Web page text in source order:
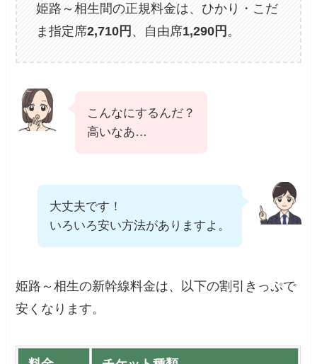
姫路～相生間の正規料金は、ひかり・こだ
ま指定席2,710円 、自由席1,290円 。
こんなにするんだ？
高いなあ…
大丈夫です！
いろいろ安い方法がありますよ。
姫路～相生の新幹線料金は、以下の割引きっぷで
安くなります。